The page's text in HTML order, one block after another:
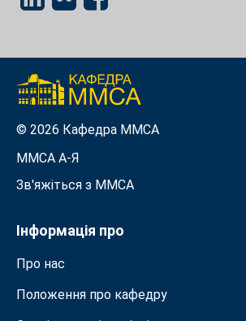
© 2026 Кафедра ММСА
ММСА A-Я
Зв'яжіться з MMСА
Інформація про
Про нас
Положення про кафедру